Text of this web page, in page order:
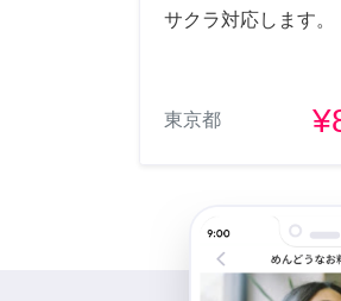
サクラ対応します。
東京都